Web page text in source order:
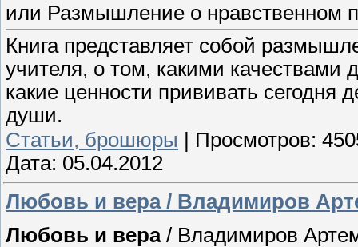
или Размышление о нравственном
Книга представляет собой
учителя, о том, какими качествами
какие ценности прививать
души.
Статьи, брошюры
Просмотров:
Дата: 05.04.2012
Любовь и вера / Владимиров
Любовь и вера/ Владимиров